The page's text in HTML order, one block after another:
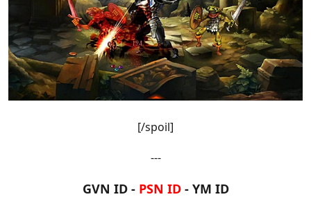
[/spoil]
---
GVN ID - PSN ID- YM ID